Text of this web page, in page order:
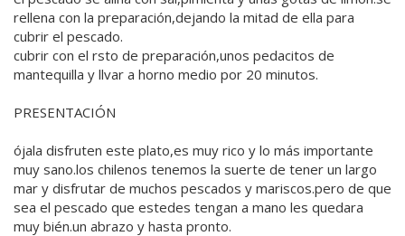
rellena con la preparación,dejando la mitad de ella para
cubrir el pescado.
cubrir con el rsto de preparación,unos pedacitos de
mantequilla y llvar a horno medio por 20 minutos.
PRESENTACIÓN
ójala disfruten este plato,es muy rico y lo más importante
muy sano.los chilenos tenemos la suerte de tener un largo
mar y disfrutar de muchos pescados y mariscos.pero de que
sea el pescado que estedes tengan a mano les quedara
muy bién.un abrazo y hasta pronto.